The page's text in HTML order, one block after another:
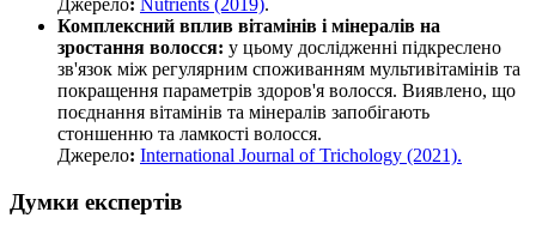
Джерело: Nutrients (2019).
Комплексний вплив вітамінів і мінералів на
зростання волосся: у цьому дослідженні підкреслено
зв'язок між регулярним споживанням мультивітамінів та
покращення параметрів здоров'я волосся. Виявлено, що
поєднання вітамінів та мінералів запобігають
стоншенню та ламкості волосся.
Джерело: International Journal of Trichology (2021).
Думки експертів